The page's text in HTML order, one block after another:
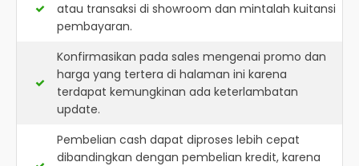
atau transaksi di showroom dan mintalah kuitansi
pembayaran.
Konfirmasikan pada sales mengenai promo dan
harga yang tertera di halaman ini karena
terdapat kemungkinan ada keterlambatan
update.
Pembelian cash dapat diproses lebih cepat
dibandingkan dengan pembelian kredit, karena